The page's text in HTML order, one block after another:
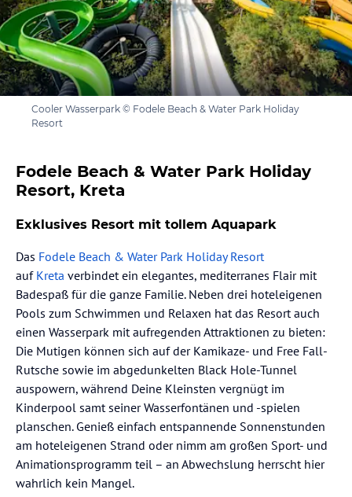
Cooler Wasserpark © Fodele Beach & Water Park Holiday
Resort
Fodele Beach & Water Park Holiday
Resort, Kreta
Exklusives Resort mit tollem Aquapark
Das Fodele Beach & Water Park Holiday Resort
aufKreta verbindet ein elegantes, mediterranes Flair mit
Badespaß für die ganze Familie. Neben drei hoteleigenen
Pools zum Schwimmen und Relaxen hat das Resort auch
einen Wasserpark mit aufregenden Attraktionen zu bieten:
Die Mutigen können sich auf der Kamikaze- und Free Fall-
Rutsche sowie im abgedunkelten Black Hole-Tunnel
auspowern, während Deine Kleinsten vergnügt im
Kinderpool samt seiner Wasserfontänen und -spielen
planschen. Genieß einfach entspannende Sonnenstunden
am hoteleigenen Strand oder nimm am großen Sport- und
Animationsprogramm teil – an Abwechslung herrscht hier
wahrlich kein Mangel.